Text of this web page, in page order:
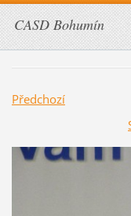
CASD Bohumín
Předchozí